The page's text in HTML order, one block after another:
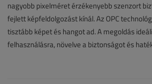
nagyobb pixelméret érzékenyebb szenzort
fejlett képfeldolgozást kínál. Az OPC
tisztább képet és hangot ad. A megoldás
felhasználásra, növelve a biztonságot és